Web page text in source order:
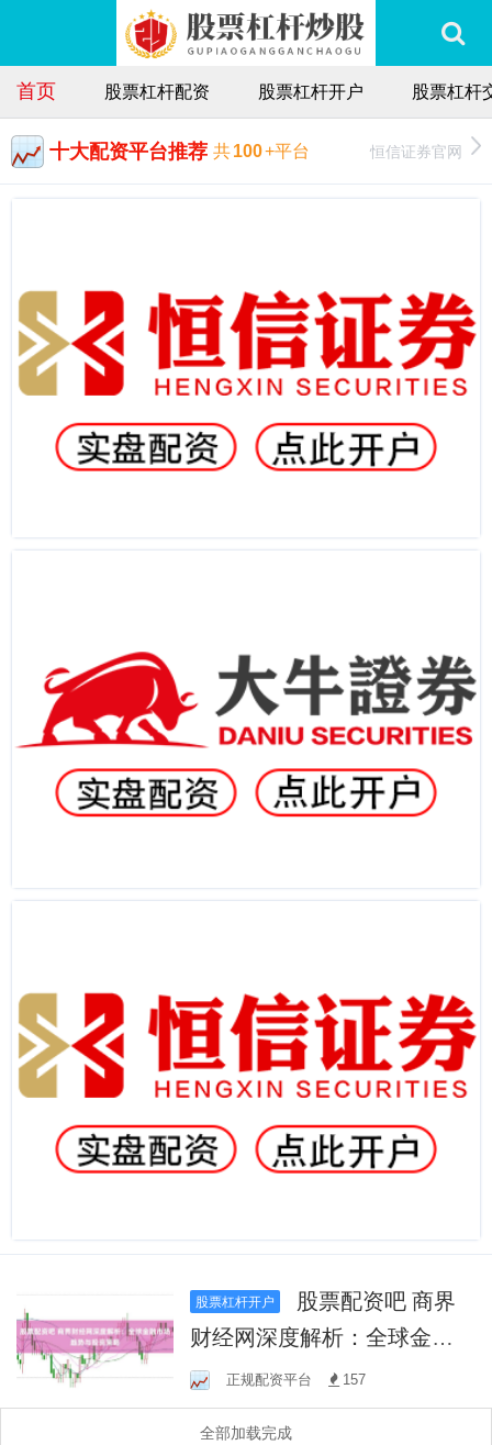
首页 股票杠杆配资 股票杠杆开户 股票杠杆
十大配资平台推荐 共100+平台 恒信证券官网
股票杠杆开户
财经网深度解析：全球金融
市场趋势与投资策略
正规配资平台 157
全部加载完成